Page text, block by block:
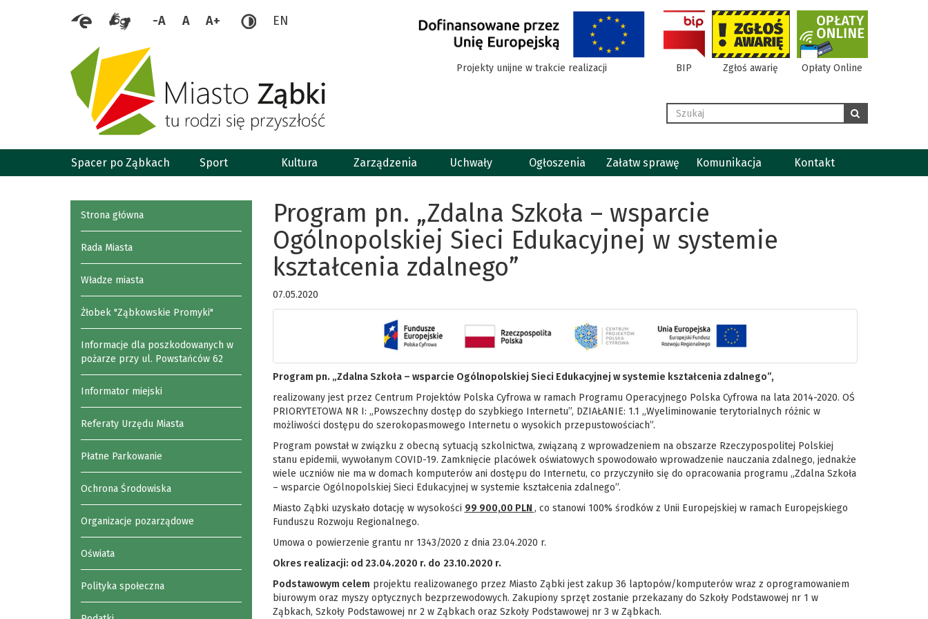
-A A A+ EN
Projekty unijne w trakcie realizacji BIP Zgłoś awarię Opłaty Online
Wyszukaj szukaj
Spacer po Ząbkach Sport Kultura Zarządzenia Uchwały Ogłoszenia Załatw sprawę Komunikacja Kontakt
Strona główna
Rada Miasta
Władze miasta
Żłobek "Ząbkowskie Promyki"
Informacje dla poszkodowanych w
pożarze przy ul. Powstańców 62
Informator miejski
Referaty Urzędu Miasta
Płatne Parkowanie
Ochrona Środowiska
Organizacje pozarządowe
Oświata
Polityka społeczna
Program pn. „Zdalna Szkoła – wsparcie
Ogólnopolskiej Sieci Edukacyjnej w systemie
kształcenia zdalnego”
07.05.2020
Program pn. „Zdalna Szkoła – wsparcie Ogólnopolskiej Sieci Edukacyjnej w systemie kształcenia zdalnego”,
realizowany jest przez Centrum Projektów Polska Cyfrowa w ramach Programu Operacyjnego Polska Cyfrowa na lata 2014-2020. OŚ
PRIORYTETOWA NR I: „Powszechny dostęp do szybkiego Internetu”, DZIAŁANIE: 1.1 „Wyeliminowanie terytorialnych różnic w
możliwości dostępu do szerokopasmowego Internetu o wysokich przepustowościach”.
Program powstał w związku z obecną sytuacją szkolnictwa, związaną z wprowadzeniem na obszarze Rzeczypospolitej Polskiej
stanu epidemii, wywołanym COVID-19. Zamknięcie placówek oświatowych spowodowało wprowadzenie nauczania zdalnego, jednakże
wiele uczniów nie ma w domach komputerów ani dostępu do Internetu, co przyczyniło się do opracowania programu „Zdalna Szkoła
– wsparcie Ogólnopolskiej Sieci Edukacyjnej w systemie kształcenia zdalnego”.
Miasto Ząbki uzyskało dotację w wysokości 99 900,00 PLN , co stanowi 100% środków z Unii Europejskiej w ramach Europejskiego
Funduszu Rozwoju Regionalnego.
Umowa o powierzenie grantu nr 1343/2020 z dnia 23.04.2020 r.
Okres realizacji: od 23.04.2020 r. do 23.10.2020 r.
Podstawowym celem projektu realizowanego przez Miasto Ząbki jest zakup 36 laptopów/komputerów wraz z oprogramowaniem
biurowym oraz myszy optycznych bezprzewodowych. Zakupiony sprzęt zostanie przekazany do Szkoły Podstawowej nr 1 w
Ząbkach, Szkoły Podstawowej nr 2 w Ząbkach oraz Szkoły Podstawowej nr 3 w Ząbkach.